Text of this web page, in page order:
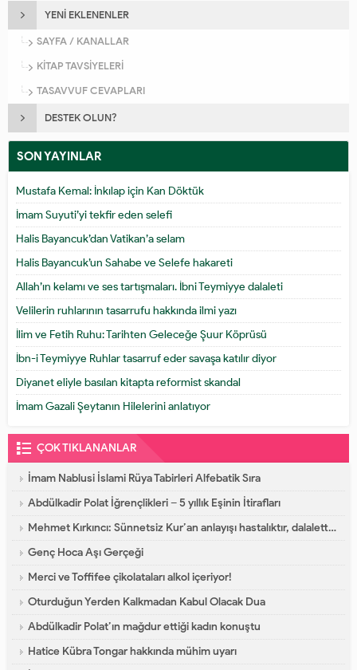
YENİ EKLENENLER
SAYFA / KANALLAR
KİTAP TAVSİYELERİ
TASAVVUF CEVAPLARI
DESTEK OLUN?
SON YAYINLAR
Mustafa Kemal: İnkılap için Kan Döktük
İmam Suyuti’yi tekfir eden selefi
Halis Bayancuk’dan Vatikan’a selam
Halis Bayancuk’un Sahabe ve Selefe hakareti
Allah’ın kelamı ve ses tartışmaları. İbni Teymiyye dalaleti
Velilerin ruhlarının tasarrufu hakkında ilmi yazı
İlim ve Fetih Ruhu: Tarihten Geleceğe Şuur Köprüsü
İbn-i Teymiyye Ruhlar tasarruf eder savaşa katılır diyor
Diyanet eliyle basılan kitapta reformist skandal
İmam Gazali Şeytanın Hilelerini anlatıyor
ÇOK TIKLANANLAR
İmam Nablusi İslami Rüya Tabirleri Alfebatik Sıra
Abdülkadir Polat İğrençlikleri – 5 yıllık Eşinin İtirafları
Mehmet Kırkıncı: Sünnetsiz Kur’an anlayışı hastalıktır, dalalettir!
Genç Hoca Aşı Gerçeği
Merci ve Toffifee çikolataları alkol içeriyor!
Oturduğun Yerden Kalkmadan Kabul Olacak Dua
Abdülkadir Polat’ın mağdur ettiği kadın konuştu
Hatice Kübra Tongar hakkında mühim uyarı